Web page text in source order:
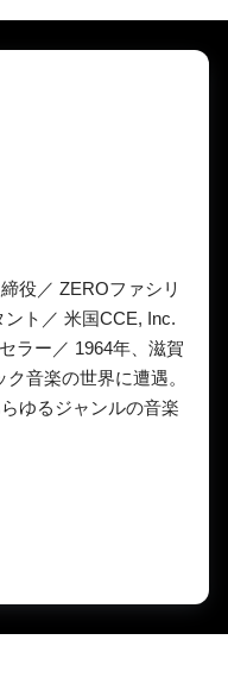
役／ ZEROファシリ
ト／ 米国CCE, Inc.
ラー／ 1964年、滋賀
音楽の世界に遭遇。
ゆるジャンルの音楽